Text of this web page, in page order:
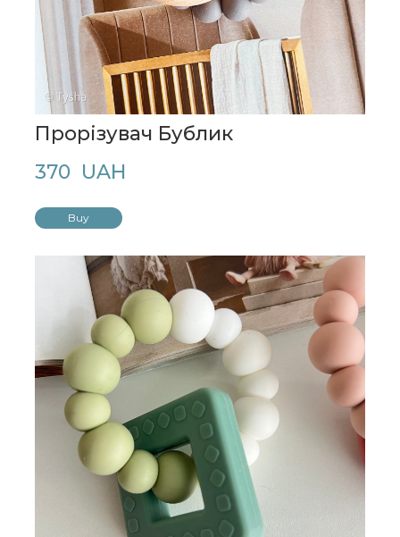
Прорізувач Бублик
370  UAH
Buy